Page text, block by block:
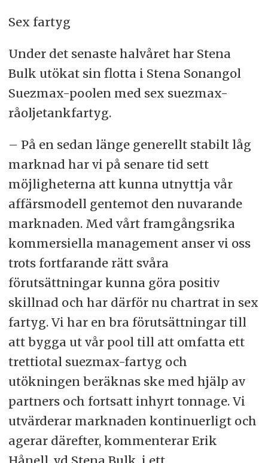
Sex fartyg
Under det senaste halvåret har Stena
Bulk utökat sin flotta i Stena Sonangol
Suezmax-poolen med sex suezmax-
råoljetankfartyg.
– På en sedan länge generellt stabilt låg
marknad har vi på senare tid sett
möjligheterna att kunna utnyttja vår
affärsmodell gentemot den nuvarande
marknaden. Med vårt framgångsrika
kommersiella management anser vi oss
trots fortfarande rätt svåra
förutsättningar kunna göra positiv
skillnad och har därför nu chartrat in sex
fartyg. Vi har en bra förutsättningar till
att bygga ut vår pool till att omfatta ett
trettiotal suezmax-fartyg och
utökningen beräknas ske med hjälp av
partners och fortsatt inhyrt tonnage. Vi
utvärderar marknaden kontinuerligt och
agerar därefter, kommenterar Erik